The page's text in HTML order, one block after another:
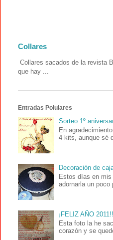
Collares
Collares sacados de la revista
que hay ...
Entradas Polulares
Sorteo 1º
En
4 kits, aunque sé
Decoración de
Estos días en
adornarla un poco
¡FELIZ AÑO
Esta foto la he
corazón y se